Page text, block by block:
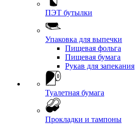
ПЭТ бутылки
Упаковка для выпечки
Пищевая фольга
Пищевая бумага
Рукав для запекания
Туалетная бумага
Прокладки и тампоны